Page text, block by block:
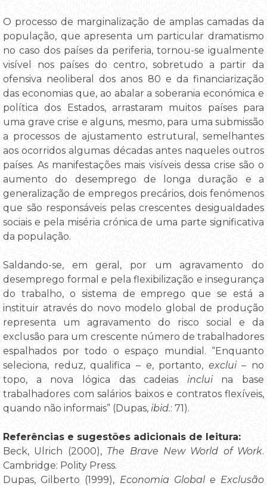
O processo de marginalização de amplas camadas da
população, que apresenta um particular dramatismo
no caso dos países da periferia, tornou-se igualmente
visível nos países do centro, sobretudo a partir da
ofensiva neoliberal dos anos 80 e da financiarização
das economias que, ao abalar a soberania económica e
política dos Estados, arrastaram muitos países para
uma grave crise e alguns, mesmo, para uma submissão
a processos de ajustamento estrutural, semelhantes
aos ocorridos algumas décadas antes naqueles outros
países. As manifestações mais visíveis dessa crise são o
aumento do desemprego de longa duração e a
generalização de empregos precários, dois fenómenos
que são responsáveis pelas crescentes desigualdades
sociais e pela miséria crónica de uma parte significativa
da população.
Saldando-se, em geral, por um agravamento do
desemprego formal e pela flexibilização e insegurança
do trabalho, o sistema de emprego que se está a
instituir através do novo modelo global de produção
representa um agravamento do risco social e da
exclusão para um crescente número de trabalhadores
espalhados por todo o espaço mundial. “Enquanto
seleciona, reduz, qualifica – e, portanto, exclui– no
topo, a nova lógica das cadeias inclui na base
trabalhadores com salários baixos e contratos flexíveis,
quando não informais” (Dupas, ibid.: 71).
Referências e sugestões adicionais de leitura:
Beck, Ulrich (2000), The Brave New World of Work.
Cambridge: Polity Press.
Dupas, Gilberto (1999), Economia Global e Exclusão